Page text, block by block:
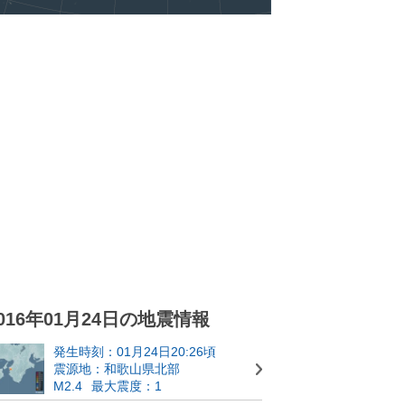
年01月24日の地震情報
発生時刻：01月24日20:26頃
震源地：和歌山県北部
M2.4
最大震度：1